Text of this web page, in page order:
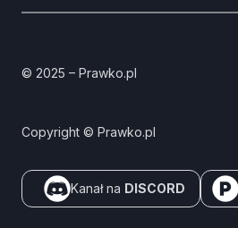
© 2025 – Prawko.pl
Copyright © Prawko.pl
Kanał na DISCORD